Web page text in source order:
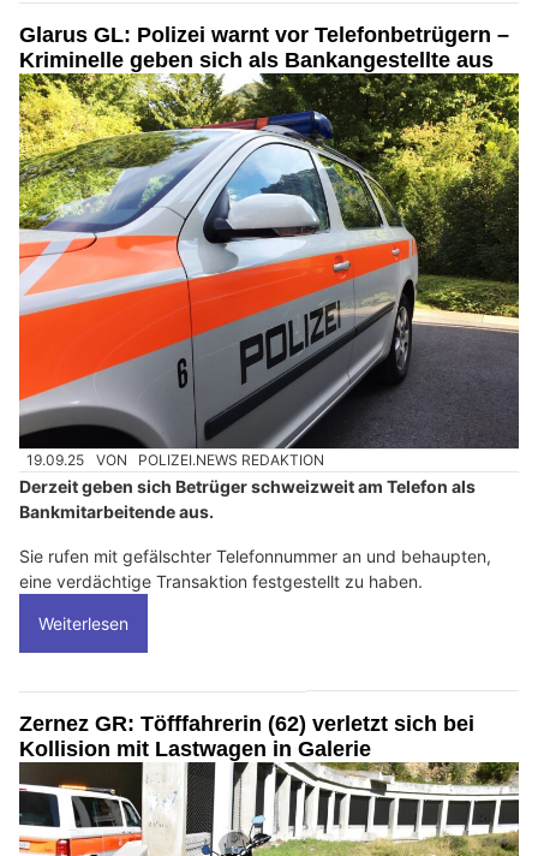
Glarus GL: Polizei warnt vor Telefonbetrügern –
Kriminelle geben sich als Bankangestellte aus
19.09.25 VON POLIZEI.NEWS REDAKTION
Derzeit geben sich Betrüger schweizweit am Telefon als
Bankmitarbeitende aus.
Sie rufen mit gefälschter Telefonnummer an und behaupten,
eine verdächtige Transaktion festgestellt zu haben.
Weiterlesen
Zernez GR: Töfffahrerin (62) verletzt sich bei
Kollision mit Lastwagen in Galerie